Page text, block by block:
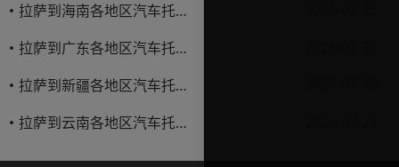
拉萨到海南各地区汽车托运价格表
拉萨到广东各地区汽车托运价格表
拉萨到新疆各地区汽车托运价格表
拉萨到云南各地区汽车托运价格表